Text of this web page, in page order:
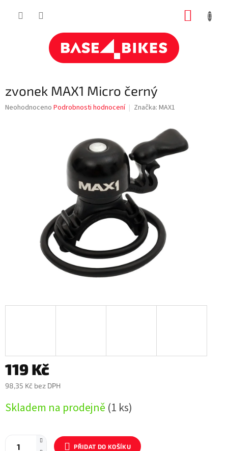
zvonek MAX1 Micro černý
Průměrné
Neohodnoceno Podrobnosti hodnocení Značka: MAX1
119 Kč
98,35 Kč bez DPH
cena:
Skladem na prodejně (1 ks)
PŘIDAT DO KOŠÍKU